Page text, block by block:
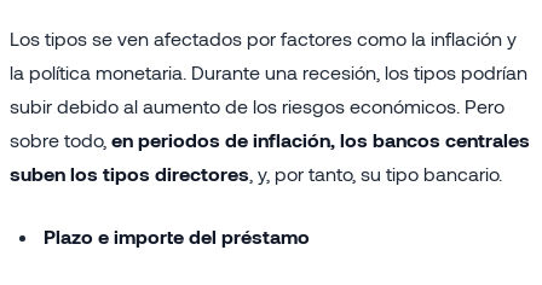
Los tipos se ven afectados por factores como la inflación y
la política monetaria. Durante una recesión, los tipos podrían
subir debido al aumento de los riesgos económicos. Pero
sobre todo, en periodos de inflación, los bancos centrales
suben los tipos directores , y, por tanto, su tipo bancario.
Plazo e importe del préstamo